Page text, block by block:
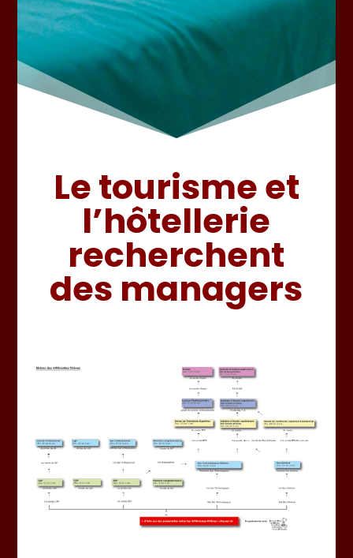
Le tourisme et
l’hôtellerie
recherchent
des managers